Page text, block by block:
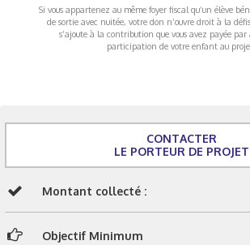
Si vous appartenez au même foyer fiscal qu’un élève
de sortie avec nuitée, votre don n’ouvre droit à la
s’ajoute à la contribution que vous avez payée par
participation de votre enfant au
CONTACTER
LE PORTEUR DE PROJET
Montant collecté :
Objectif Minimum